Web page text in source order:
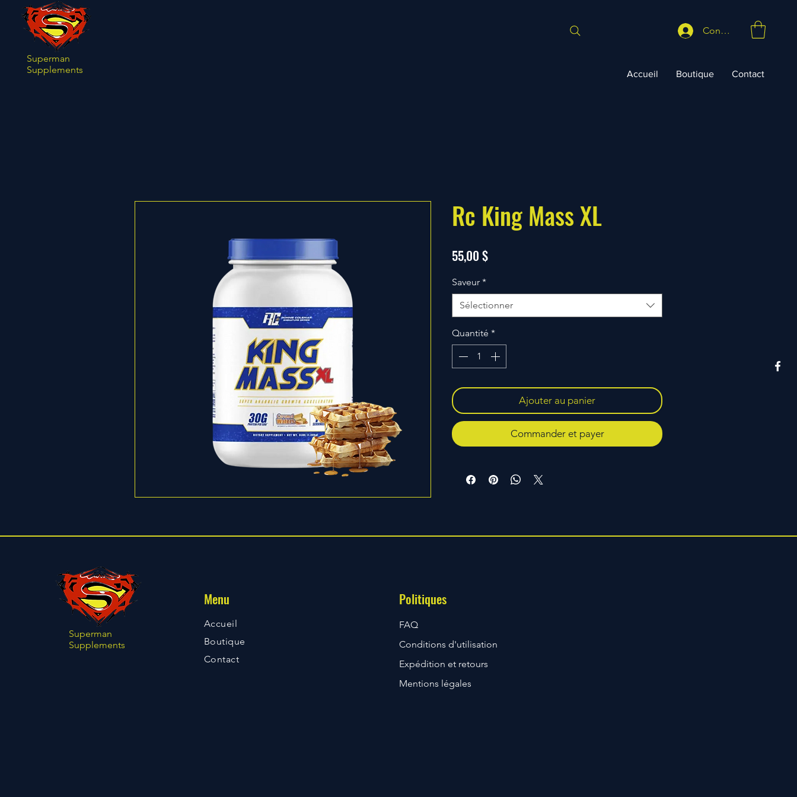
Superman
Supplements
Connexion
Accueil Boutique Contact
Rc King Mass XL
55,00 $Prix
Saveur *
Sélectionner
Quantité *
Ajouter au panier
Commander et payer
Superman
Supplements
Menu
Accueil
​Boutique
Contact
Politiques
FAQ
Conditions d'utilisation
Expédition et retours
Mentions légales